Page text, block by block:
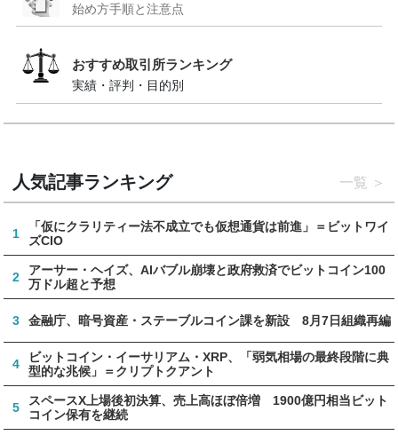
始め方手順と注意点
おすすめ取引所ランキング
実績・評判・目的別
人気記事ランキング 一覧
1
「仮にクラリティー法不成立でも仮想通貨は前進」＝ビットワイ
ズCIO
2
アーサー・ヘイズ、AIバブル崩壊と政府救済でビットコイン100
万ドル超と予想
3 金融庁、暗号資産・ステーブルコイン課を新設 8月7日組織再編
4
ビットコイン・イーサリアム・XRP、「弱気相場の最終段階に典
型的な兆候」＝クリプトクアント
5
スペースX上場後初決算、売上高ほぼ倍増 1900億円相当ビット
コイン保有を継続